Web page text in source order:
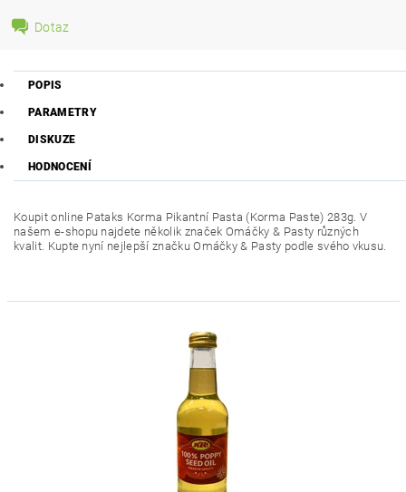
Dotaz
POPIS
PARAMETRY
DISKUZE
HODNOCENÍ
Koupit online Pataks Korma Pikantní Pasta (Korma Paste) 283g. V
našem e-shopu najdete několik značek Omáčky & Pasty různých
kvalit. Kupte nyní nejlepší značkuOmáčky & Pasty podle svého vkusu.